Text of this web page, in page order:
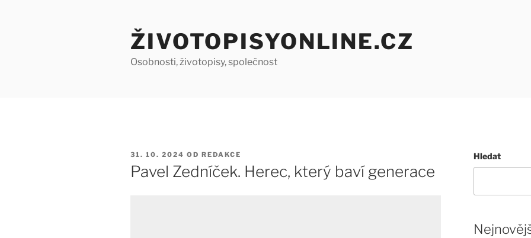
ŽIVOTOPISYONLINE.CZ
Osobnosti, životopisy, společnost
PUBLIKOVÁNO
31. 10. 2024 OD REDAKCE
Pavel Zedníček. Herec, který baví generace
Hledat